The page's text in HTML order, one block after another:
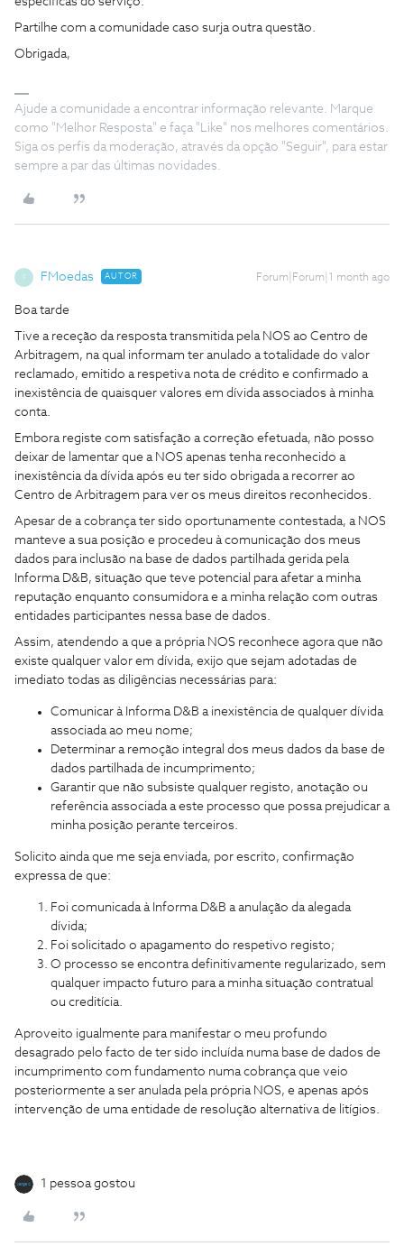
Partilhe com a comunidade caso surja outra questão.
Obrigada,
Ajude a comunidade a encontrar informação relevante. Marque
como "Melhor Resposta" e faça "Like" nos melhores comentários.
Siga os perfis da moderação, através da opção "Seguir", para estar
sempre a par das últimas novidades.
F FMoedas AUTOR Forum|Forum|1 month ago
Boa tarde
Tive a receção da resposta transmitida pela NOS ao Centro de
Arbitragem, na qual informam ter anulado a totalidade do valor
reclamado, emitido a respetiva nota de crédito e confirmado a
inexistência de quaisquer valores em dívida associados à minha
conta.
Embora registe com satisfação a correção efetuada, não posso
deixar de lamentar que a NOS apenas tenha reconhecido a
inexistência da dívida após eu ter sido obrigada a recorrer ao
Centro de Arbitragem para ver os meus direitos reconhecidos.
Apesar de a cobrança ter sido oportunamente contestada, a NOS
manteve a sua posição e procedeu à comunicação dos meus
dados para inclusão na base de dados partilhada gerida pela
Informa D&B, situação que teve potencial para afetar a minha
reputação enquanto consumidora e a minha relação com outras
entidades participantes nessa base de dados.
Assim, atendendo a que a própria NOS reconhece agora que não
existe qualquer valor em dívida, exijo que sejam adotadas de
imediato todas as diligências necessárias para:
Comunicar à Informa D&B a inexistência de qualquer dívida
associada ao meu nome;
Determinar a remoção integral dos meus dados da base de
dados partilhada de incumprimento;
Garantir que não subsiste qualquer registo, anotação ou
referência associada a este processo que possa prejudicar a
minha posição perante terceiros.
Solicito ainda que me seja enviada, por escrito, confirmação
expressa de que:
Foi comunicada à Informa D&B a anulação da alegada
dívida;
Foi solicitado o apagamento do respetivo registo;
O processo se encontra definitivamente regularizado, sem
qualquer impacto futuro para a minha situação contratual
ou creditícia.
Aproveito igualmente para manifestar o meu profundo
desagrado pelo facto de ter sido incluída numa base de dados de
incumprimento com fundamento numa cobrança que veio
posteriormente a ser anulada pela própria NOS, e apenas após
intervenção de uma entidade de resolução alternativa de litígios.
1 pessoa gostou